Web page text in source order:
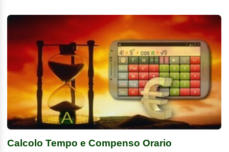
Calcolo Tempo e Compenso Orario